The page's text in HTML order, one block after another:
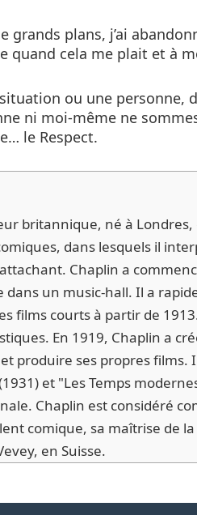
grands plans, j’ai
quand cela me plait et à
ou une personne,
ni moi-même ne
le Respect.
britannique, né à
dans lesquels il
Chaplin a
un music-hall. Il a
films courts à partir de
En 1919, Chaplin a
produire ses propres
et "Les Temps
Chaplin est considéré
comique, sa maîtrise de
en Suisse.